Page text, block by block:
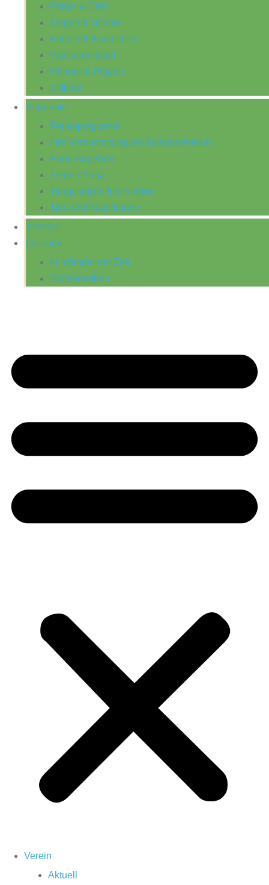
Ponys & Esel
Ziegen & Schafe
Katzen & Kaninchen
Wassergeflügel
Hühner & Pfauen
Sittiche
Angebote
Ferienprogramm
Ihre Veranstaltung am Schwanenteich
Pony-Angebote
Ziegen-Yoga
Tiergestützte Intervention
Tier- und Naturkunde
Termine
Gelände
Im Wandel der Zeit
Wiederaufbau
Verein
Aktuell